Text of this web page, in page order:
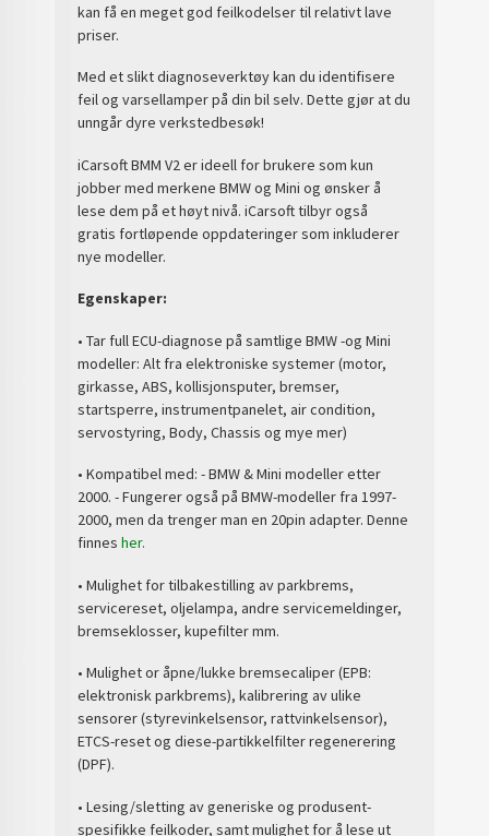
kan få en meget god feilkodelser til relativt lave
priser.
Med et slikt diagnoseverktøy kan du identifisere
feil og varsellamper på din bil selv. Dette gjør at du
unngår dyre verkstedbesøk!
iCarsoft BMM V2 er ideell for brukere som kun
jobber med merkene BMW og Mini og ønsker å
lese dem på et høyt nivå. iCarsoft tilbyr også
gratis fortløpende oppdateringer som inkluderer
nye modeller.
Egenskaper:
• Tar full ECU-diagnose på samtlige BMW -og Mini
modeller: Alt fra elektroniske systemer (motor,
girkasse, ABS, kollisjonsputer, bremser,
startsperre, instrumentpanelet, air condition,
servostyring, Body, Chassis og mye mer)
• Kompatibel med: - BMW & Mini modeller etter
2000. - Fungerer også på BMW-modeller fra 1997-
2000, men da trenger man en 20pin adapter. Denne
finnesher.
• Mulighet for tilbakestilling av parkbrems,
servicereset, oljelampa, andre servicemeldinger,
bremseklosser, kupefilter mm.
• Mulighet or åpne/lukke bremsecaliper (EPB:
elektronisk parkbrems), kalibrering av ulike
sensorer (styrevinkelsensor, rattvinkelsensor),
ETCS-reset og diese-partikkelfilter regenerering
(DPF).
• Lesing/sletting av generiske og produsent-
spesifikke feilkoder, samt mulighet for å lese ut